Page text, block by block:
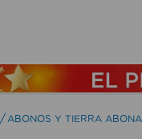
ABONOS Y TIERRA